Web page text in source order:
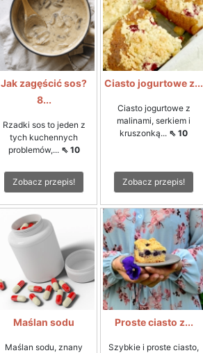
Jak zagęścić sos?
8...
Rzadki sos to jeden z
tych kuchennych
problemów,... ⇖ 10
Zobacz przepis!
Ciasto jogurtowe z...
Ciasto jogurtowe z
malinami, serkiem i
kruszonką... ⇖ 10
Zobacz przepis!
Maślan sodu
Maślan sodu, znany
Proste ciasto z...
Szybkie i proste ciasto,